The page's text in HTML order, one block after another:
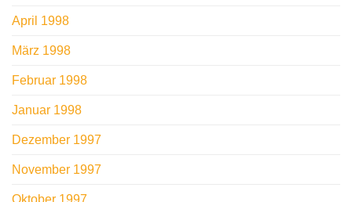
April 1998
März 1998
Februar 1998
Januar 1998
Dezember 1997
November 1997
Oktober 1997